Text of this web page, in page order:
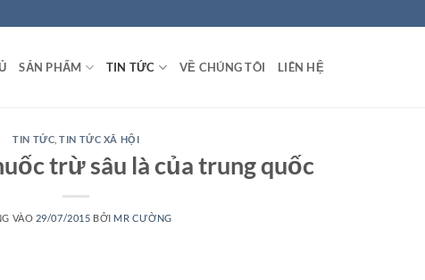
SẢN PHẨM TIN TỨC VỀ CHÚNG TÔI LIÊN HỆ
TIN TỨC ,TIN TỨC XÃ HỘI
trừ sâu là của trung quốc
VÀO 29/07/2015 BỞI MR CƯỜNG